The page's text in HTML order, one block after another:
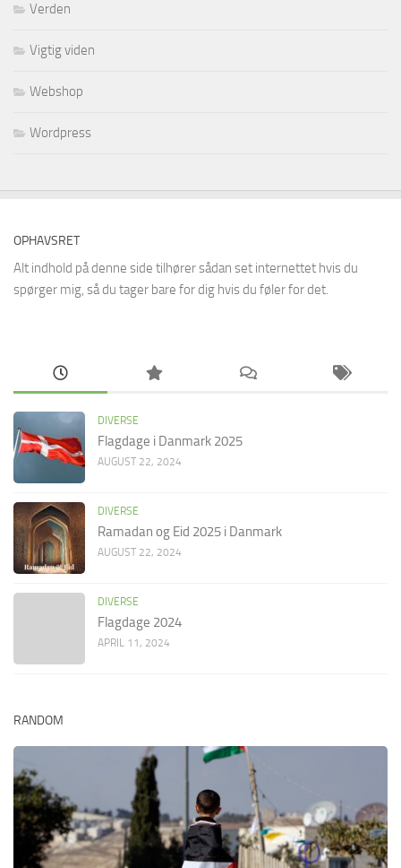
Verden
Vigtig viden
Webshop
Wordpress
OPHAVSRET
Alt indhold på denne side tilhører sådan set internettet hvis du
spørger mig, så du tager bare for dig hvis du føler for det.
DIVERSE
Flagdage i Danmark 2025
AUGUST 22, 2024
DIVERSE
Ramadan og Eid 2025 i Danmark
AUGUST 22, 2024
DIVERSE
Flagdage 2024
APRIL 11, 2024
RANDOM